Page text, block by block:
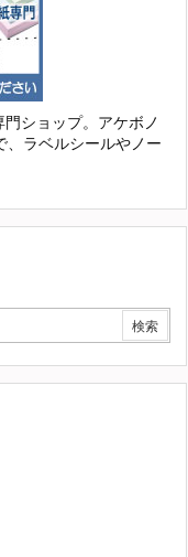
ショップ。アケボノ
、ラベルシールやノー